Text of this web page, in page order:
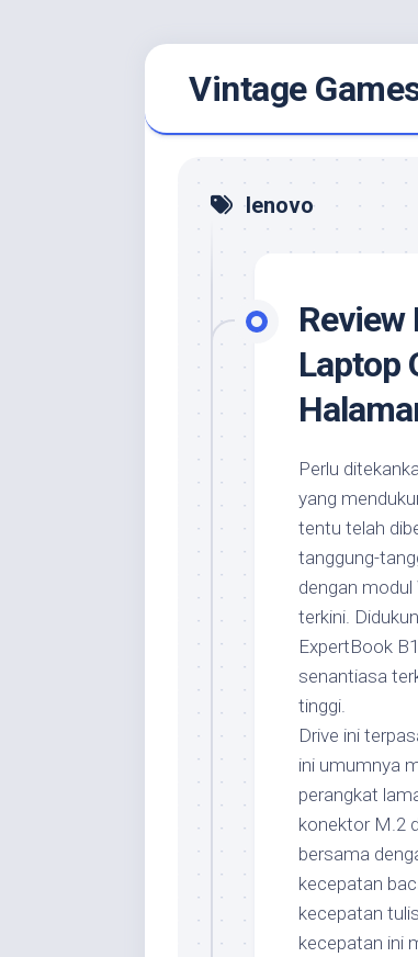
Vintage
lenovo
Review
Laptop
Perlu
yang
tentu telah
tanggung-
dengan modul
terkini.
ExpertBook
senantiasa
tinggi.
Drive ini
ini umumnya
perangkat
konektor M.2
bersama
kecepatan
kecepatan
kecepatan ini